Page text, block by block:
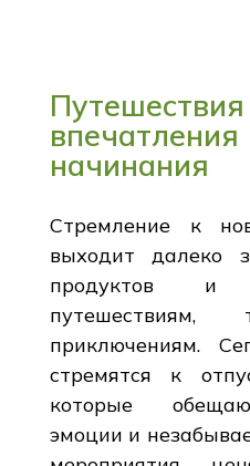
начинания
Стремление к
выходит далеко
продуктов и
путешествиям,
приключениям.
стремятся к
которые
эмоции и